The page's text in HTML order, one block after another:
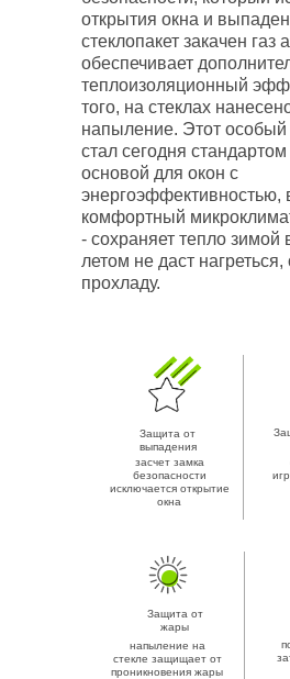
Защита от
жары
Защита от
выпадения
напыление на
стекле защищает от
проникновения жары
засчет замка
безопасности
исключается открытие
окна
открытия окна и
стеклопакет закачен газ
обеспечивает
теплоизоляционный
того, на стеклах
напыление. Этот особый
стал сегодня
основой для окон с
энергоэффективностью,
комфортный
- сохраняет тепло зимой
летом не даст нагреться,
прохладу.
Подберём
пластиковые
под ваш бюджет
помещении, а также ваши
пожелания и мы подберем
вам пластиковые окна и
сориентируем по
Нажимая на кнопку, я даю свое согласие
обработку персональных данных и
Я согласен на получение информации
zavod.ru в виде sms, email рассылки